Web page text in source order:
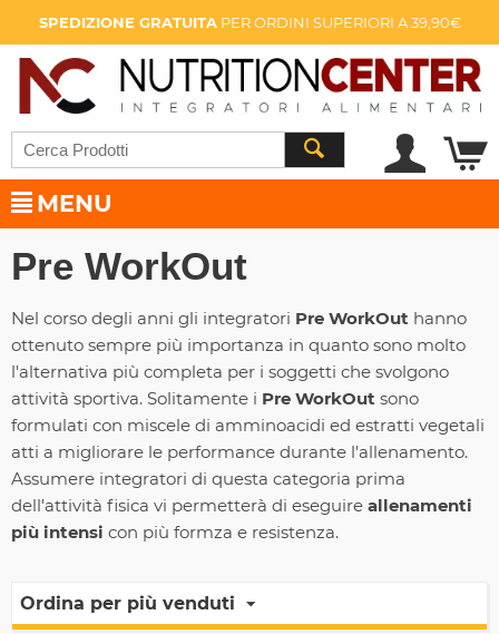
SPEDIZIONE GRATUITAPER ORDINI SUPERIORI A 39,90€
MENU
Pre WorkOut
Nel corso degli anni gli integratori Pre WorkOut hanno
ottenuto sempre più importanza in quanto sono molto
l'alternativa più completa per i soggetti che svolgono
attività sportiva. Solitamente i Pre WorkOut sono
formulati con miscele di amminoacidi ed estratti vegetali
atti a migliorare le performance durante l'allenamento.
Assumere integratori di questa categoria prima
dell'attività fisica vi permetterà di eseguire allenamenti
più intensi con più formza e resistenza.
Ordina per più venduti